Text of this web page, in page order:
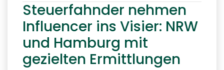
Steuerfahnder nehmen
Influencer ins Visier: NRW
und Hamburg mit
gezielten Ermittlungen